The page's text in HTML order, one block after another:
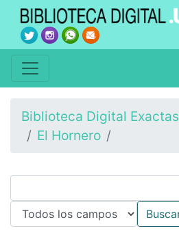
Biblioteca Digital Exactas
El Hornero